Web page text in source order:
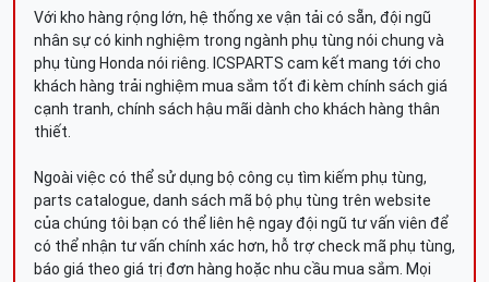
Với kho hàng rộng lớn, hệ thống xe vận tải có sẵn, đội ngũ
nhân sự có kinh nghiệm trong ngành phụ tùng nói chung và
phụ tùng Honda nói riêng. ICSPARTS cam kết mang tới cho
khách hàng trải nghiệm mua sắm tốt đi kèm chính sách giá
cạnh tranh, chính sách hậu mãi dành cho khách hàng thân
thiết.
Ngoài việc có thể sử dụng bộ công cụ tìm kiếm phụ tùng,
parts catalogue, danh sách mã bộ phụ tùng trên website
của chúng tôi bạn có thể liên hệ ngay đội ngũ tư vấn viên để
có thể nhận tư vấn chính xác hơn, hỗ trợ check mã phụ tùng,
báo giá theo giá trị đơn hàng hoặc nhu cầu mua sắm. Mọi